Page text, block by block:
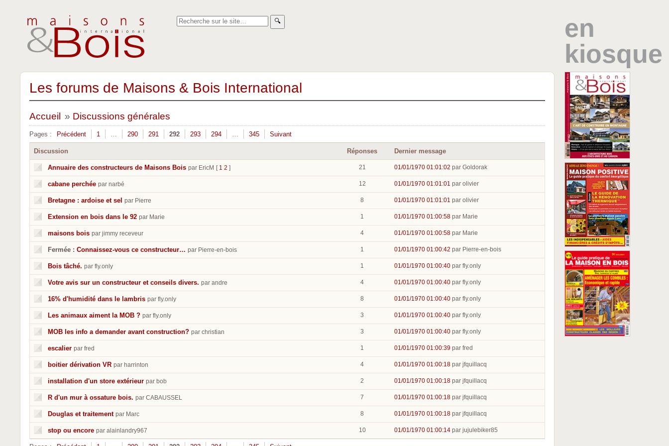
🔍︎
en
kiosque
Les forums de Maisons & Bois International
Accueil » Discussions générales
Pages : Précédent 1 … 290 291 292 293 294 … 345 Suivant
Discussion Réponses Dernier message
Annuaire des constructeurs de Maisons Bois par EricM [ 1 2 ] 21 01/01/1970 01:01:02 par Goldorak
cabane perchée par narbé 12 01/01/1970 01:01:01 par olivier
Bretagne : ardoise et sel par Pierre 8 01/01/1970 01:01:01 par olivier
Extension en bois dans le 92 par Marie 1 01/01/1970 01:00:58 par Marie
maisons bois par jimmy receveur 4 01/01/1970 01:00:58 par Marie
Fermée : Connaissez-vous ce constructeur… par Pierre-en-bois 1 01/01/1970 01:00:42 par Pierre-en-bois
Bois tâché. par fly.only 1 01/01/1970 01:00:40 par fly.only
Votre avis sur un constructeur et conseils divers. par andre 4 01/01/1970 01:00:40 par fly.only
16% d'humidité dans le lambris par fly.only 8 01/01/1970 01:00:40 par fly.only
Les animaux aiment la MOB ? par fly.only 3 01/01/1970 01:00:40 par fly.only
MOB les info a demander avant construction? par christian 3 01/01/1970 01:00:40 par fly.only
escalier par fred 1 01/01/1970 01:00:39 par fred
boitier dérivation VR par harrinton 4 01/01/1970 01:00:18 par jfquillacq
installation d'un store extérieur par bob 2 01/01/1970 01:00:18 par jfquillacq
R d'un mur à ossature bois. par CABAUSSEL 7 01/01/1970 01:00:18 par jfquillacq
Douglas et traitement par Marc 8 01/01/1970 01:00:18 par jfquillacq
stop ou encore par alainlandry967 10 01/01/1970 01:00:14 par jujulebiker85